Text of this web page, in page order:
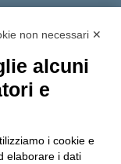
Privacy Policy
non necessari ✕
alcuni
e
i cookie e
elaborare i dati